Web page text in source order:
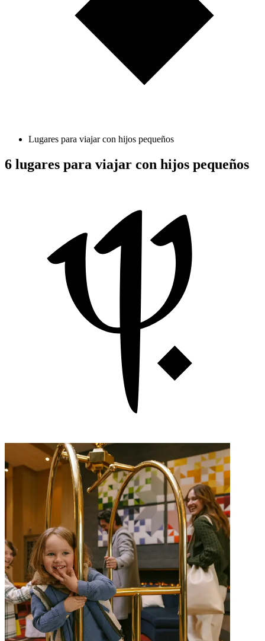
Lugares para viajar con hijos pequeños
6 lugares para viajar con hijos pequeños